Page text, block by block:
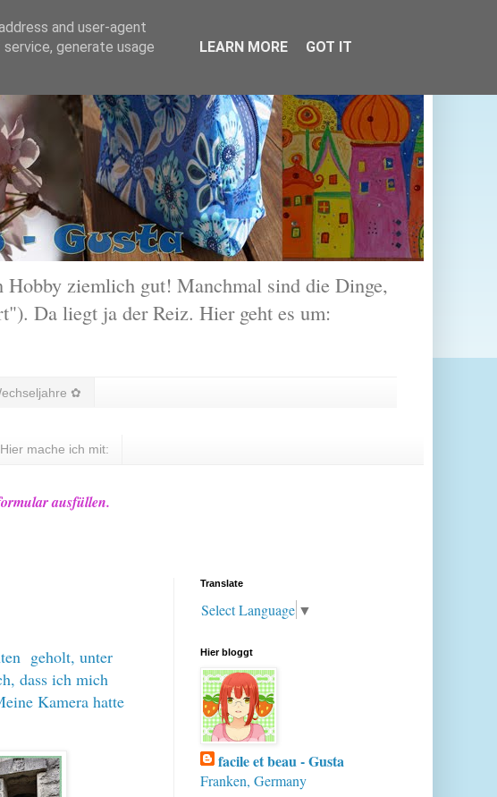
ziemlich gut! Manchmal sind die Dinge,
Da liegt ja der Reiz. Hier geht es um:
✿
Hier mache ich mit:
ausfüllen.
geholt, unter
dass ich mich
Kamera hatte
Translate
Select Language ▼
Hier bloggt
facile et beau - Gusta
Franken, Germany
and user-agent
generate usage
LEARN MORE GOT IT